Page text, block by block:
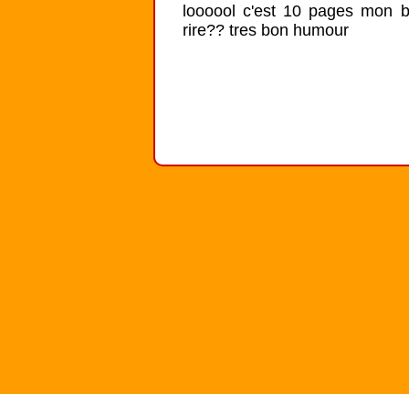
loooool c'est 10 pages mon
rire?? tres bon humour